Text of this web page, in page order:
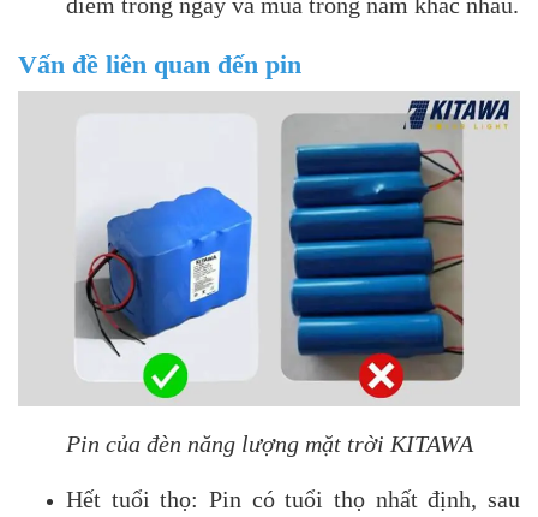
Vấn đề liên quan đến pin
Pin của đèn năng lượng mặt trời KITAWA
Hết tuổi thọ: Pin có tuổi thọ nhất định, sau